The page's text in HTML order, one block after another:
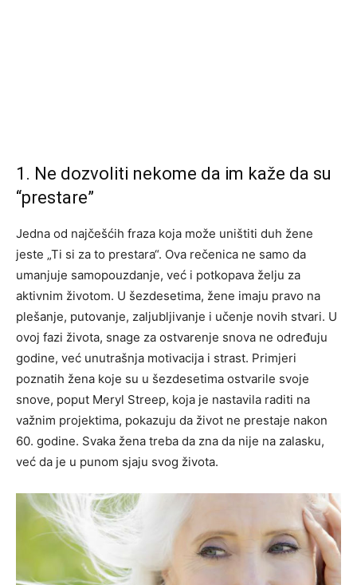
1. Ne dozvoliti nekome da im kaže da su
“prestare”
Jedna od najčešćih fraza koja može uništiti duh žene
jeste „Ti si za to prestara“. Ova rečenica ne samo da
umanjuje samopouzdanje, već i potkopava želju za
aktivnim životom. U šezdesetima, žene imaju pravo na
plešanje, putovanje, zaljubljivanje i učenje novih stvari. U
ovoj fazi života, snage za ostvarenje snova ne određuju
godine, već unutrašnja motivacija i strast. Primjeri
poznatih žena koje su u šezdesetima ostvarile svoje
snove, poput Meryl Streep, koja je nastavila raditi na
važnim projektima, pokazuju da život ne prestaje nakon
60. godine. Svaka žena treba da zna da nije na zalasku,
već da je u punom sjaju svog života.